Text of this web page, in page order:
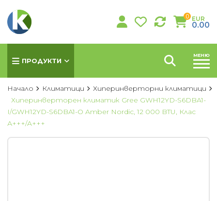
0 EUR
0.00
ПРОДУКТИ
КЛИМАТИЦИ
МЕНЮ
Начало Климатици
Хиперинверторни климатици
Хиперинверторен климатик Gree GWH12YD-S6DBA1-
I/GWH12YD-S6DBA1-O Amber Nordic, 12 000 BTU, Клас
А+++/A+++